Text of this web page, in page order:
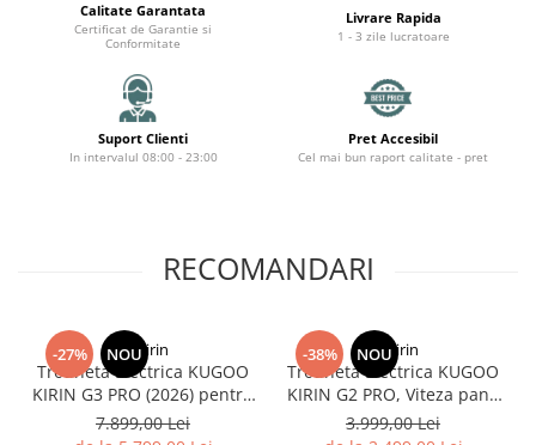
Cabluri de frână
Manete de frână
Consumabile & Unelte
Organizatoare cabluri
Tuburi termocontractabile
Publicitate & elemente expo
Calitate Garantata
Certificat de Garantie si
Conformitate
Livrare Rapida
1 - 3 zile lucratoare
Suport Clienti
In intervalul 08:00 - 23:00
Pret Accesibil
Cel mai bun raport calitate - pret
RECOMANDARI
-27% NOU
KuKirin
Trotineta Electrica KUGOO
KIRIN G3 PRO (2026) pentru
Teren Accidentat (Off-Road
Electric Scooter) - Motor
7.899,00 Lei
-38% NOU
KuKirin
Trotineta Electrica KUGOO
KIRIN G2 PRO, Viteza pana
la 45km/h, Autonomie
55Km, Motor 600W, 48V
3.999,00 Lei